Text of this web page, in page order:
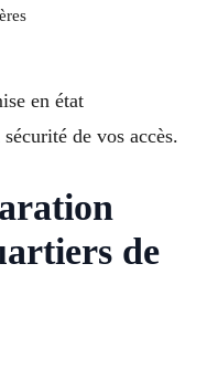
en état
de vos accès.
de